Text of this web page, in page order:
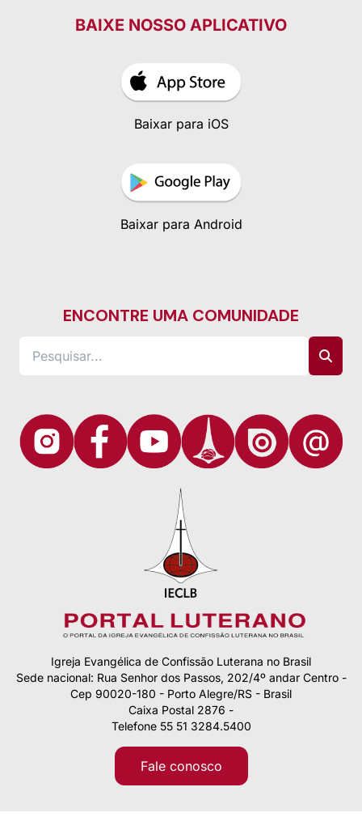
BAIXE NOSSO APLICATIVO
Baixar para iOS
Baixar para Android
ENCONTRE UMA COMUNIDADE
Igreja Evangélica de Confissão Luterana no Brasil
Sede nacional: Rua Senhor dos Passos, 202/4º andar Centro -
Cep 90020-180 - Porto Alegre/RS - Brasil
Caixa Postal 2876 -
Telefone 55 51 3284.5400
Fale conosco